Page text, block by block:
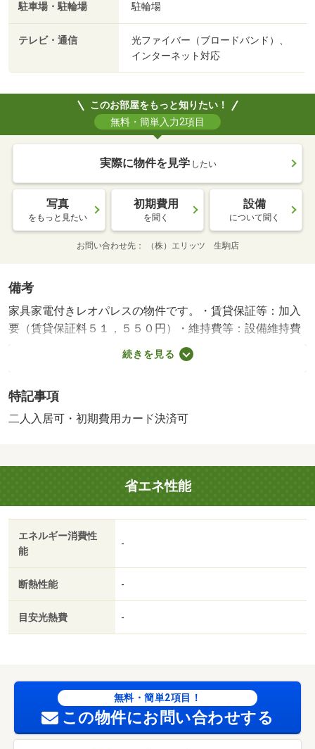
駐車場・駐輪場 駐輪場
テレビ・通信
光ファイバー（ブロードバンド）、
インターネット対応
このお部屋をもっと知りたい！
無料・簡単入力2項目
実際に物件を見学 したい
写真
をもっと見たい
初期費用
を聞く
設備
について聞く
お問い合わせ先 （株）エリッツ 生駒店
備考
家具家電付きレオパレスの物件です。・賃貸保証等：加入
要（賃貸保証料５１，５５０円）・維持費等：設備維持費
５５０円／月・近鉄橿原線の九条駅まで徒歩３分の物件で
す。敷金・礼金なしの物件です。浴室には浴室乾燥機が設
認する事ができます。・バイク置場：なし・駐輪場：有/鍵
交換費用 16500円/ﾊｳｽｸﾘｰﾆﾝｸﾞ 52250円/抗菌施工代 23760
続きを見る
特記事項
二人入居可・初期費用カード決済可
省エネ性能
エネルギー消費性
能
-
断熱性能 -
目安光熱費 -
無料・簡単2項目！
この物件にお問い合わせする